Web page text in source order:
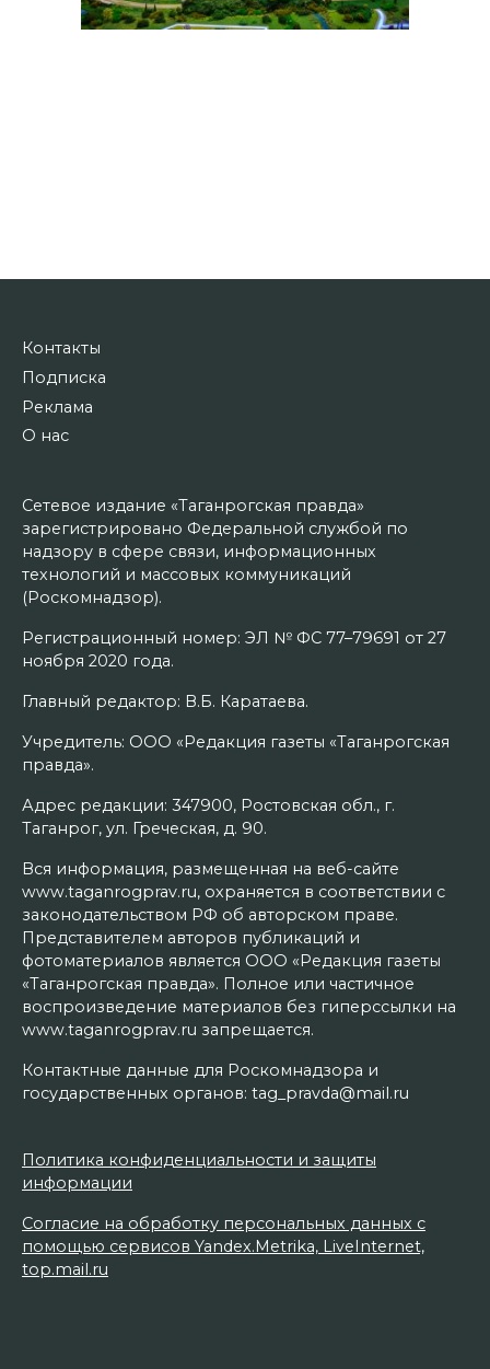
Контакты
Подписка
Реклама
О нас
Сетевое издание «Таганрогская правда»
зарегистрировано Федеральной службой по
надзору в сфере связи, информационных
технологий и массовых коммуникаций
(Роскомнадзор).
Регистрационный номер: ЭЛ № ФС 77–79691 от 27
ноября 2020 года.
Главный редактор: В.Б. Каратаева.
Учредитель: ООО «Редакция газеты «Таганрогская
правда».
Адрес редакции: 347900, Ростовская обл., г.
Таганрог, ул. Греческая, д. 90.
Вся информация, размещенная на веб-сайте
www.taganrogprav.ru, охраняется в соответствии с
законодательством РФ об авторском праве.
Представителем авторов публикаций и
фотоматериалов является ООО «Редакция газеты
«Таганрогская правда». Полное или частичное
воспроизведение материалов без гиперссылки на
www.taganrogprav.ru запрещается.
Контактные данные для Роскомнадзора и
государственных органов: tag_pravda@mail.ru
Политика конфиденциальности и защиты
информации
Согласие на обработку персональных данных с
помощью сервисов Yandex.Metrika, LiveInternet,
top.mail.ru